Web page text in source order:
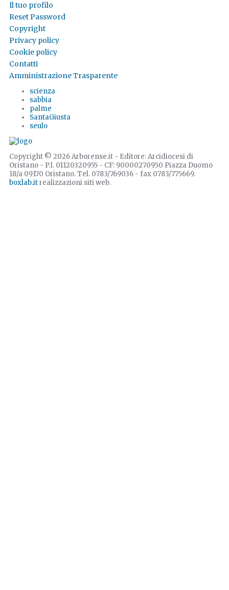
Il tuo profilo
Reset Password
Copyright
Privacy policy
Cookie policy
Contatti
Amministrazione Trasparente
scienza
sabbia
palme
SantaGiusta
seulo
Copyright © 2026 Arborense.it - Editore: Arcidiocesi di
Oristano - P.I. 01120320955 - CF: 90000270950 Piazza Duomo
18/a 09170 Oristano. Tel. 0783/769036 - fax 0783/775669.
boxlab.itrealizzazioni siti web.